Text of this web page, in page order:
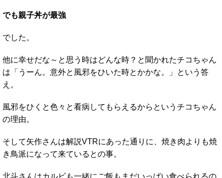
でも親子丼が最強
でした。
他に幸せだな～と思う時はどんな時？と聞かれたチコちゃん
は「うーん。意外と風邪をひいた時とかかな。」という答
え。
風邪をひくと色々と看病してもらえるからというチコちゃん
の理由。
そして矢作さんは解説VTRにあった通りに、焼き肉よりも焼
き鳥派になって来ているとの事。
北斗さんはカルビも一緒にご飯もまだいっぱい食べられるの